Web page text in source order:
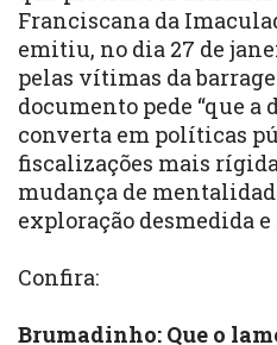
Franciscana da
emitiu, no dia 27 de
pelas vítimas da
documento pede “que a
converta em políticas
fiscalizações mais
mudança de
exploração desmedida
Confira:
Brumadinho: Que o